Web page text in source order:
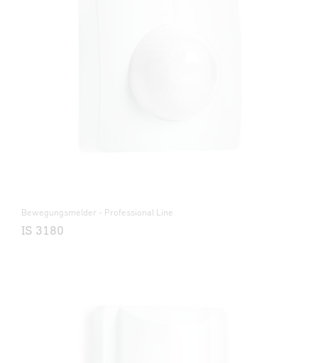
Bewegungsmelder - Professional Line
IS 3180